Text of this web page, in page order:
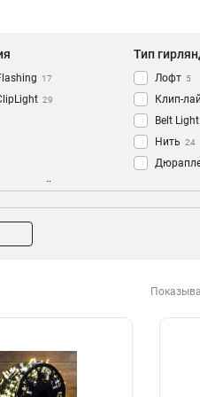
17
29
Тип
Лофт 5
Клип-
Belt Light
Нить 24
во нитей
13 IP54 9
1
3
11
Свечение